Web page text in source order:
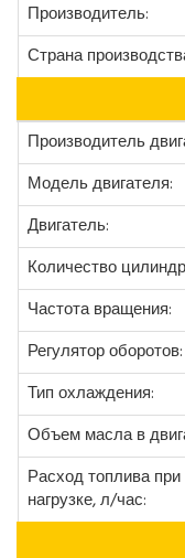
Производитель:
Страна
Производитель
Модель двигателя:
Двигатель:
Количество
Частота вращения:
Регулятор оборотов:
Тип охлаждения:
Объем масла в
Расход топлива при
нагрузке, л/час: